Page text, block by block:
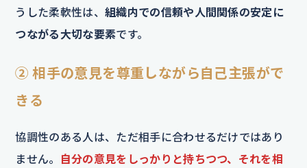
うした柔軟性は、 組織内での信頼や人間関係の安定に
つながる大切な要素です。
② 相手の意見を尊重しながら自己主張がで
きる
協調性のある人は、ただ相手に合わせるだけではあり
ません。
自分の意見をしっかりと持ちつつ、それを相